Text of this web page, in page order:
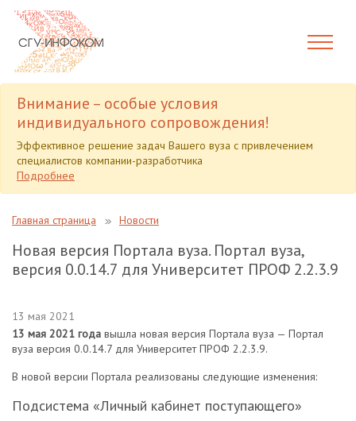
Внимание – особые условия
индивидуального сопровождения!
Эффективное решение задач Вашего вуза с привлечением
специалистов компании-разработчика
Подробнее
Главная страница Новости
Новая версия Портала вуза. Портал вуза,
версия 0.0.14.7 для Университет ПРОФ 2.2.3.9
13 мая 2021
13 мая 2021 года вышла новая версия Портала вуза — Портал
вуза версия 0.0.14.7 для Университет ПРОФ 2.2.3.9.
В новой версии Портала реализованы следующие изменения:
Подсистема «Личный кабинет поступающего»